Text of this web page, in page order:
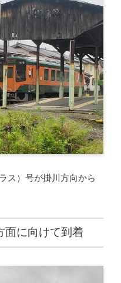
ス）号が掛川方向から
面に向けて到着